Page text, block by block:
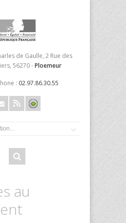
de Gaulle, 2 Rue des
56270 -Ploemeur
: 02.97.86.30.55
au